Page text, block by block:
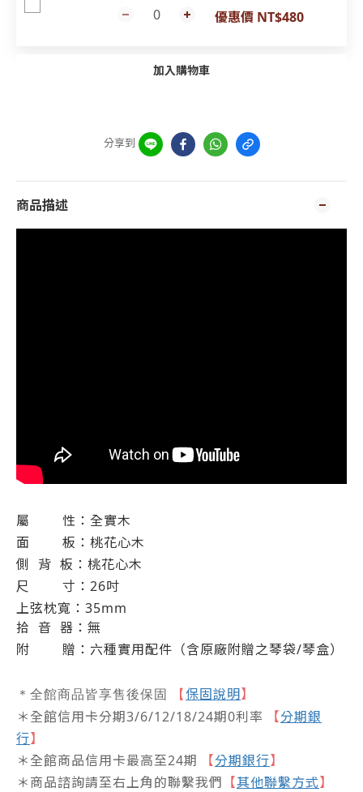
優惠價 NT$480
加入購物車
分享到
商品描述
屬
性：全實木
面
板：桃花心木
側
背 板：桃花心木
尺
寸：26吋
上弦枕寬：35mm
拾 音 器：無
附
贈：六種實用配件（含原廠附贈之琴袋/琴盒）
＊全館商品皆享售後保固 【 保固說明】
＊全館信用卡分期3/6/12/18/24期0利率
【分期銀
行】
＊全館商品信用卡最高至24期
【分期銀行】
＊商品諮詢請至右上角的聯繫我們 【其他聯繫方式】